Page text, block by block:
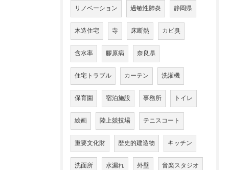
リノベーション 過敏性肺炎 静岡県
木造住宅 寺 床断熱 カビ臭
含水率 膠原病 奈良県
住宅トラブル カーテン 洗濯機
保育園 宿泊施設 事務所 トイレ
絵画 陸上競技場 テニスコート
重要文化財 歴史的建造物 キッチン
洗面所 水漏れ 外壁 音楽スタジオ